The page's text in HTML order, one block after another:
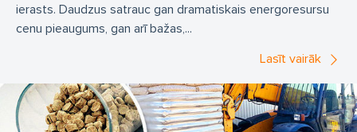
ierasts. Daudzus satrauc gan dramatiskais energoresursu
cenu pieaugums, gan arī bažas,...
Lasīt vairāk